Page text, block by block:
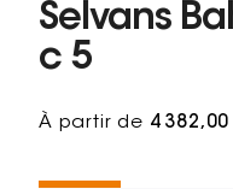
Selvans
c 5
À partir de 4 382,00